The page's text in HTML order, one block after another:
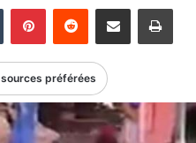
Tumblr PinterestReddit Partager par email
préférées